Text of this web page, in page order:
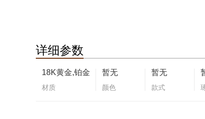
详细参数
18K黄金,铂金
材质
暂无
颜色
暂无
款式